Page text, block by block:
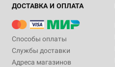
ДОСТАВКА И ОПЛАТА
Способы оплаты
Службы доставки
Адреса магазинов